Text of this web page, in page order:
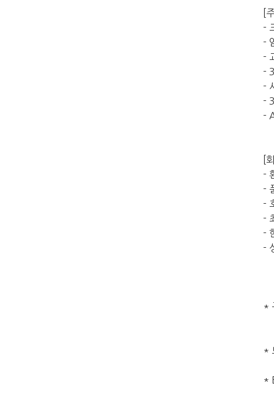
[
-
-
-
-
-
-
-
[
-
-
-
-
-
-
*
*
*